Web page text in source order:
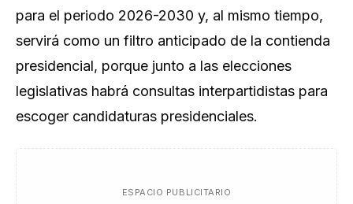
para el periodo 2026-2030 y, al mismo tiempo,
servirá como un filtro anticipado de la contienda
presidencial, porque junto a las elecciones
legislativas habrá consultas interpartidistas para
escoger candidaturas presidenciales.
ESPACIO PUBLICITARIO